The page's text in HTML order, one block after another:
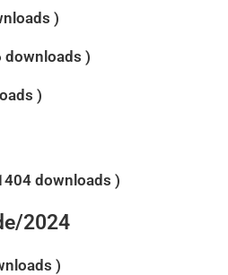
)
downloads )
)
downloads )
2024
)